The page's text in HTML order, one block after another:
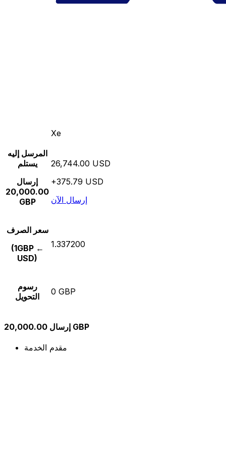
Xe
المرسل إليه
يستلم
إرسال
20,000.00
GBP
26,744.00 USD
+375.79 USD
إرسال الآن
سعر الصرف
(1GBP ←
USD)
1.337200
رسوم
التحويل
0 GBP
إرسال 20,000.00 GBP
مقدم الخدمة